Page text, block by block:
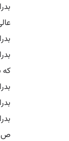
که
ص 234 ).